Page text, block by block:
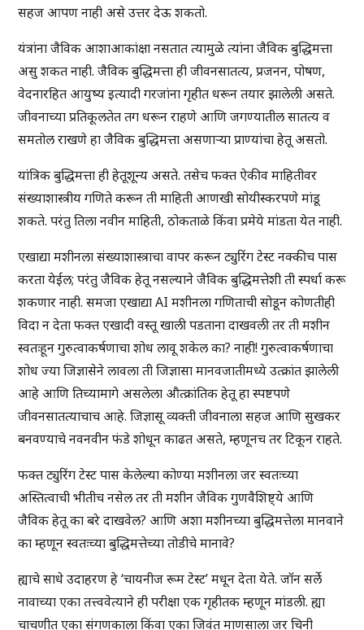
सहज आपण नाही असे उत्तर देऊ शकतो.
यंत्रांना जैविक आशाआकांक्षा नसतात त्यामुळे त्यांना जैविक बुद्धिमत्ता
असु शकत नाही. जैविक बुद्धिमत्ता ही जीवनसातत्य, प्रजनन, पोषण,
वेदनारहित आयुष्य इत्यादी गरजांना गृहीत धरून तयार झालेली असते.
जीवनाच्या प्रतिकूलतेत तग धरून राहणे आणि जगण्यातील सातत्य व
समतोल राखणे हा जैविक बुद्धिमत्ता असणाऱ्या प्राण्यांचा हेतू असतो.
यांत्रिक बुद्धिमत्ता ही हेतूशून्य असते. तसेच फक्त ऐकीव माहितीवर
संख्याशास्त्रीय गणिते करून ती माहिती आणखी सोयीस्करपणे मांडू
शकते. परंतु तिला नवीन माहिती, ठोकताळे किंवा प्रमेये मांडता येत नाही.
एखाद्या मशीनला संख्याशास्त्राचा वापर करून ट्युरिंग टेस्ट नक्कीच पास
करता येईल; परंतु जैविक हेतू नसल्याने जैविक बुद्धिमत्तेशी ती स्पर्धा करू
शकणार नाही. समजा एखाद्या AI मशीनला गणिताची सोडून कोणतीही
विदा न देता फक्त एखादी वस्तू खाली पडताना दाखवली तर ती मशीन
स्वतःहून गुरुत्वाकर्षणाचा शोध लावू शकेल का? नाही! गुरुत्वाकर्षणाचा
शोध ज्या जिज्ञासेने लावला ती जिज्ञासा मानवजातीमध्ये उत्क्रांत झालेली
आहे आणि तिच्यामागे असलेला औत्क्रांतिक हेतू हा स्पष्टपणे
जीवनसातत्याचाच आहे. जिज्ञासू व्यक्ती जीवनाला सहज आणि सुखकर
बनवण्याचे नवनवीन फंडे शोधून काढत असते, म्हणूनच तर टिकून राहते.
फक्त ट्युरिंग टेस्ट पास केलेल्या कोण्या मशीनला जर स्वतःच्या
अस्तित्वाची भीतीच नसेल तर ती मशीन जैविक गुणवैशिष्ट्ये आणि
जैविक हेतू का बरे दाखवेल? आणि अशा मशीनच्या बुद्धिमत्तेला मानवाने
का म्हणून स्वतःच्या बुद्धिमत्तेच्या तोडीचे मानावे?
ह्याचे साधे उदाहरण हे ‘चायनीज रूम टेस्ट’ मधून देता येते. जॉन सर्ले
नावाच्या एका तत्त्ववेत्याने ही परीक्षा एक गृहीतक म्हणून मांडली. ह्या
चाचणीत एका संगणकाला किंवा एका जिवंत माणसाला जर चिनी